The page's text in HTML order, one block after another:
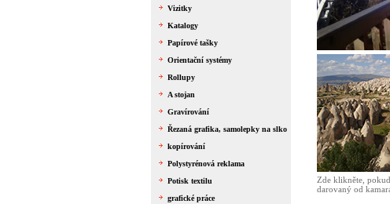
Zde klikněte,
darovaný od
Vizitky
Katalogy
Papírové tašky
Orientační systémy
Rollupy
A stojan
Gravírování
Řezaná grafika, samolepky na slko
kopírování
Polystyrénová reklama
Potisk textilu
grafické práce